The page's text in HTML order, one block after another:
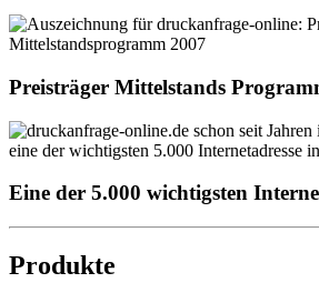
Preisträger Mittelstands
Eine der 5.000 wichtigsten
Produkte